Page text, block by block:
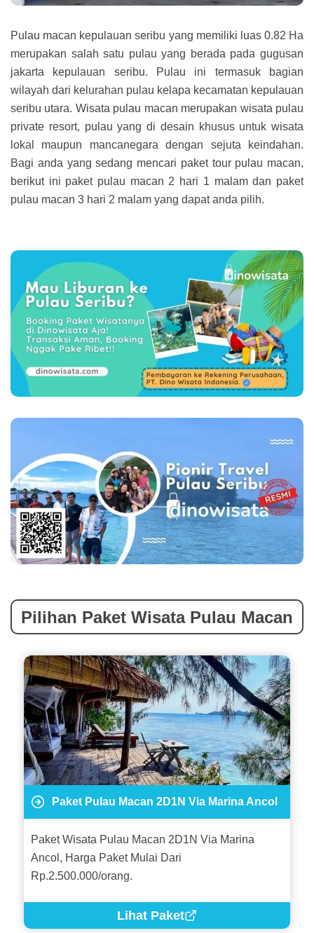
Pulau macan kepulauan seribu yang memiliki luas 0.82 Ha
merupakan salah satu pulau yang berada pada gugusan
jakarta kepulauan seribu. Pulau ini termasuk bagian
wilayah dari kelurahan pulau kelapa kecamatan kepulauan
seribu utara. Wisata pulau macan merupakan wisata pulau
private resort, pulau yang di desain khusus untuk wisata
lokal maupun mancanegara dengan sejuta keindahan.
Bagi anda yang sedang mencari paket tour pulau macan,
berikut ini paket pulau macan 2 hari 1 malam dan paket
pulau macan 3 hari 2 malam yang dapat anda pilih.
Pilihan Paket Wisata Pulau Macan
Paket Pulau Macan 2D1N Via Marina Ancol
Paket Wisata Pulau Macan 2D1N Via Marina
Ancol, Harga Paket Mulai Dari
Rp.2.500.000/orang.
Lihat Paket